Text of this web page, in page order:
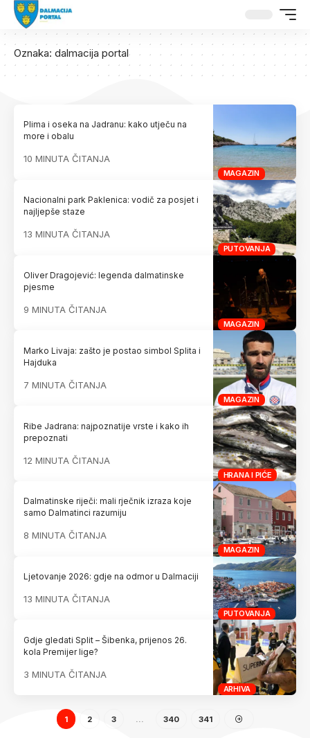
Oznaka: dalmacija portal
MAGAZIN
Plima i oseka na Jadranu: kako utječu na
more i obalu
10 MINUTA ČITANJA
PUTOVANJA
Nacionalni park Paklenica: vodič za posjet i
najljepše staze
13 MINUTA ČITANJA
MAGAZIN
Oliver Dragojević: legenda dalmatinske
pjesme
9 MINUTA ČITANJA
MAGAZIN
Marko Livaja: zašto je postao simbol Splita i
Hajduka
7 MINUTA ČITANJA
HRANA I PIĆE
Ribe Jadrana: najpoznatije vrste i kako ih
prepoznati
12 MINUTA ČITANJA
MAGAZIN
Dalmatinske riječi: mali rječnik izraza koje
samo Dalmatinci razumiju
8 MINUTA ČITANJA
PUTOVANJA
Ljetovanje 2026: gdje na odmor u Dalmaciji
13 MINUTA ČITANJA
ARHIVA
Gdje gledati Split – Šibenka, prijenos 26.
kola Premijer lige?
3 MINUTA ČITANJA
1 2 3 340 341